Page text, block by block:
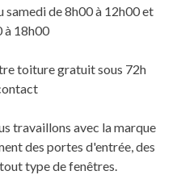
samedi de 8h00 à 12h00 et
à 18h00
toiture gratuit sous 72h
travaillons avec la marque
des portes d'entrée, des
type de fenêtres.